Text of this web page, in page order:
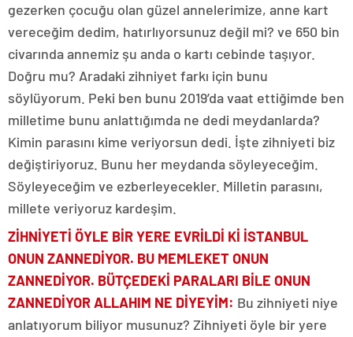
gezerken çocuğu olan güzel annelerimize, anne kart
vereceğim dedim, hatırlıyorsunuz değil mi? ve 650 bin
civarında annemiz şu anda o kartı cebinde taşıyor.
Doğru mu? Aradaki zihniyet farkı için bunu
söylüyorum. Peki ben bunu 2019’da vaat ettiğimde ben
milletime bunu anlattığımda ne dedi meydanlarda?
Kimin parasını kime veriyorsun dedi. İşte zihniyeti biz
değiştiriyoruz. Bunu her meydanda söyleyeceğim.
Söyleyeceğim ve ezberleyecekler. Milletin parasını,
millete veriyoruz kardeşim.
ZİHNİYETİ ÖYLE BİR YERE EVRİLDİ Kİ İSTANBUL
ONUN ZANNEDİYOR. BU MEMLEKET ONUN
ZANNEDİYOR. BÜTÇEDEKİ PARALARI BİLE ONUN
ZANNEDİYOR ALLAHIM NE DİYEYİM: Bu zihniyeti niye
anlatıyorum biliyor musunuz? Zihniyeti öyle bir yere